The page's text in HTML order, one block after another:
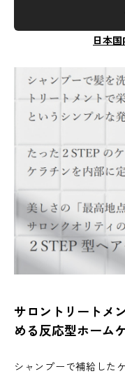
日本
サロントリートメ
める反応型ホーム
シャンプーで補給した